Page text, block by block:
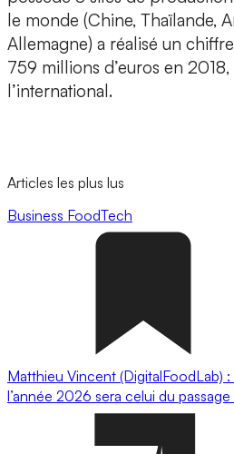
le monde (Chine, Thaïlande,
Allemagne) a réalisé un
759 millions d’euros en
l’international.
Articles les plus lus
Business FoodTech
Matthieu Vincent (DigitalFoodLab)
l’année 2026 sera celui du passage